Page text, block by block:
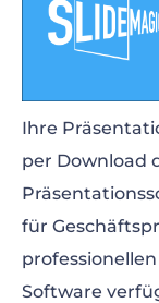
Ihre
per Download
für
Software